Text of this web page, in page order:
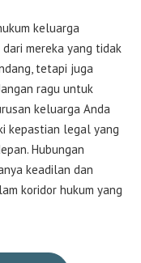
keluarga
mereka yang tidak
tetapi juga
ragu untuk
keluarga Anda
kepastian legal yang
Hubungan
keadilan dan
koridor hukum yang